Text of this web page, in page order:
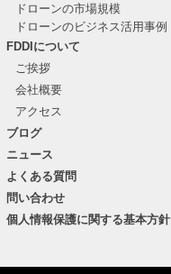
ドローンの市場規模
ドローンのビジネス活用事例
FDDIについて
ご挨拶
会社概要
アクセス
ブログ
ニュース
よくある質問
問い合わせ
個人情報保護に関する基本方針